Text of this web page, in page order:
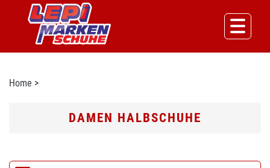
Home >
DAMEN HALBSCHUHE